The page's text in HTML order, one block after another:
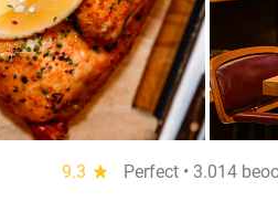
9.3 star
Perfect • 3.014